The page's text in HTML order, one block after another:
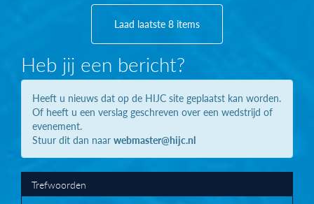
Laad laatste 8 items
Heb jij een bericht?
Heeft u nieuws dat op de HIJC site geplaatst kan worden.
Of heeft u een verslag geschreven over een wedstrijd of
evenement.
Stuur dit dan naar webmaster@hijc.nl
Trefwoorden